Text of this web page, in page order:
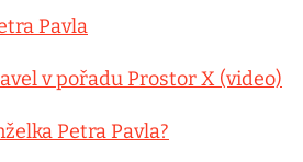
Pavla
v pořadu Prostor X (video)
Petra Pavla?